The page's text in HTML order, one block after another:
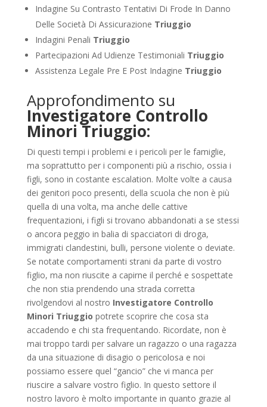
Indagine Su Contrasto Tentativi Di Frode In Danno
Delle Società Di Assicurazione Triuggio
Indagini Penali Triuggio
Partecipazioni Ad Udienze Testimoniali Triuggio
Assistenza Legale Pre E Post Indagine Triuggio
Approfondimento su
Investigatore Controllo
Minori Triuggio:
Di questi tempi i problemi e i pericoli per le famiglie,
ma soprattutto per i componenti più a rischio, ossia i
figli, sono in costante escalation. Molte volte a causa
dei genitori poco presenti, della scuola che non è più
quella di una volta, ma anche delle cattive
frequentazioni, i figli si trovano abbandonati a se stessi
o ancora peggio in balia di spacciatori di droga,
immigrati clandestini, bulli, persone violente o deviate.
Se notate comportamenti strani da parte di vostro
figlio, ma non riuscite a capirne il perché e sospettate
che non stia prendendo una strada corretta
rivolgendovi al nostro Investigatore Controllo
Minori Triuggio potrete scoprire che cosa sta
accadendo e chi sta frequentando. Ricordate, non è
mai troppo tardi per salvare un ragazzo o una ragazza
da una situazione di disagio o pericolosa e noi
possiamo essere quel “gancio” che vi manca per
riuscire a salvare vostro figlio. In questo settore il
nostro lavoro è molto importante in quanto grazie al